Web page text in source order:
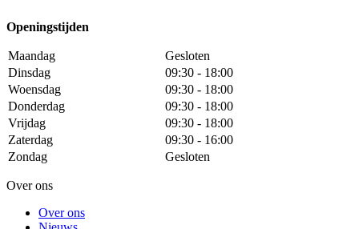
Openingstijden
Maandag
Gesloten
Dinsdag
09:30 - 18:00
Woensdag
09:30 - 18:00
Donderdag
09:30 - 18:00
Vrijdag
09:30 - 18:00
Zaterdag
09:30 - 16:00
Zondag
Gesloten
Over ons
Over ons